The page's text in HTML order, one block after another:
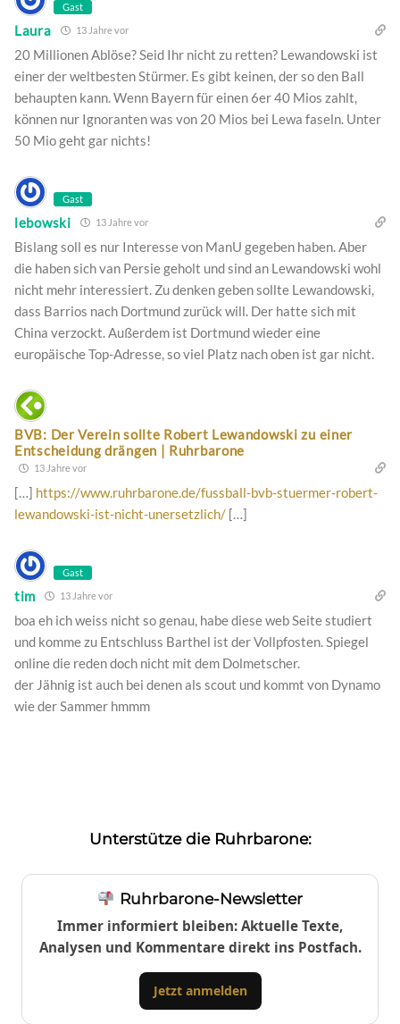
Gast
Laura 13 Jahre vor
20 Millionen Ablöse? Seid Ihr nicht zu retten? Lewandowski ist
einer der weltbesten Stürmer. Es gibt keinen, der so den Ball
behaupten kann. Wenn Bayern für einen 6er 40 Mios zahlt,
können nur Ignoranten was von 20 Mios bei Lewa faseln. Unter
50 Mio geht gar nichts!
Gast
lebowski 13 Jahre vor
Bislang soll es nur Interesse von ManU gegeben haben. Aber
die haben sich van Persie geholt und sind an Lewandowski wohl
nicht mehr interessiert. Zu denken geben sollte Lewandowski,
dass Barrios nach Dortmund zurück will. Der hatte sich mit
China verzockt. Außerdem ist Dortmund wieder eine
europäische Top-Adresse, so viel Platz nach oben ist gar nicht.
BVB: Der Verein sollte Robert Lewandowski zu einer
Entscheidung drängen | Ruhrbarone
13 Jahre vor
[…] https://www.ruhrbarone.de/fussball-bvb-stuermer-robert-
lewandowski-ist-nicht-unersetzlich/ […]
Gast
tim 13 Jahre vor
boa eh ich weiss nicht so genau, habe diese web Seite studiert
und komme zu Entschluss Barthel ist der Vollpfosten. Spiegel
online die reden doch nicht mit dem Dolmetscher.
der Jähnig ist auch bei denen als scout und kommt von Dynamo
wie der Sammer hmmm
Unterstütze die Ruhrbarone:
Ruhrbarone-Newsletter
Immer informiert bleiben: Aktuelle Texte,
Analysen und Kommentare direkt ins Postfach.
Jetzt anmelden